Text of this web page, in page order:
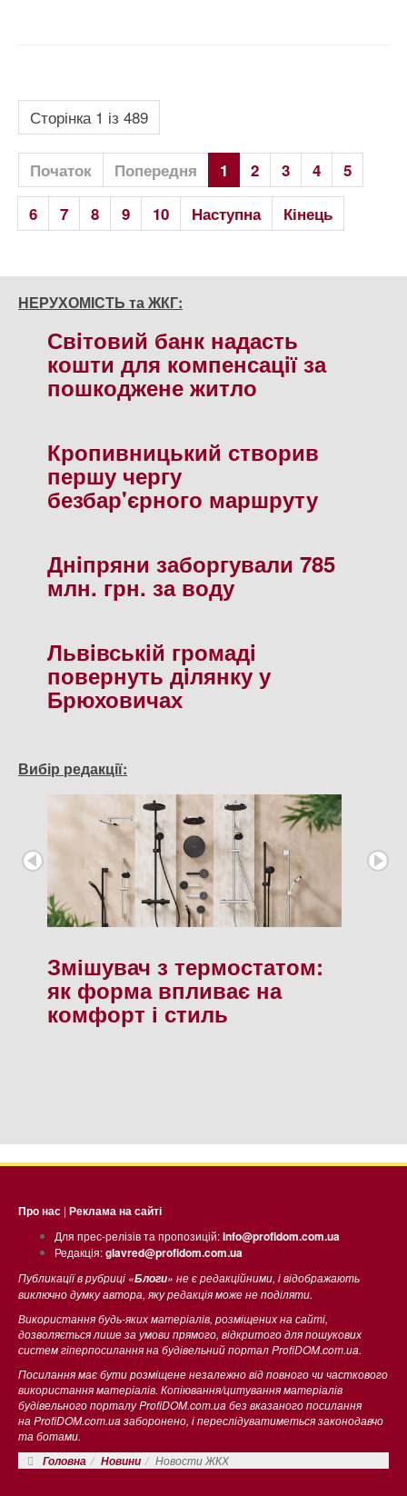
Сторінка 1 із 489
Початок Попередня 1 2 3 4
5
6
7 8 9 10 Наступна Кінець
НЕРУХОМІСТЬ та ЖКГ:
Свiтовий банк надасть
кошти для компенсацiї за
пошкоджене житло
Кропивницький створив
першу чергу
безбар'єрного маршруту
Днiпряни заборгували 785
млн. грн. за воду
Львiвськiй громадi
повернуть дiлянку у
Брюховичах
Вибір редакції:
Змішувач з термостатом:
як форма впливає на
комфорт і стиль
Про нас | Реклама на сайті
Для прес-релізів та пропозицій:info@profidom.com.ua
Редакція:glavred@profidom.com.ua
Публикації в рубриці «Блоги» не є редакційними, і відображають
виключно думку автора, яку редакція може не поділяти.
Використання будь-яких матеріалів, розміщених на сайті,
дозволяється лише за умови прямого, відкритого для пошукових
систем гіперпосилання на будівельний портал ProfiDOM.com.ua.
Посилання має бути розміщене незалежно від повного чи часткового
використання матеріалів. Копіювання/цитування матеріалів
будівельного порталу ProfiDOM.com.ua без вказаного посилання
на ProfiDOM.com.ua заборонено, і переслідуватиметься законодавчо
та ботами.
Головна
Новини Новости ЖКХ